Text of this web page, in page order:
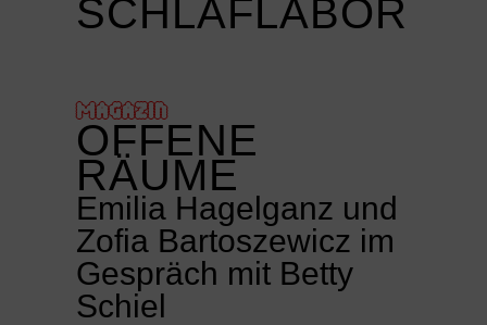
SCHLAFLABOR
MAGAZIN
OFFENE
RÄUME
Emilia Hagelganz und
Zofia Bartoszewicz im
Gespräch mit Betty
Schiel